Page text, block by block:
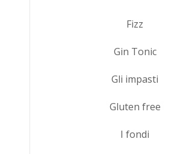
Fizz
Gin Tonic
Gli impasti
Gluten free
I fondi